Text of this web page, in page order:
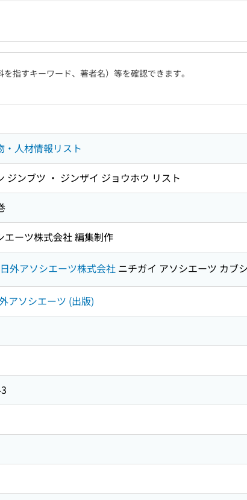
指すキーワード、著者名）等を確認できます。
・人材情報リスト
ジンブツ ・ ジンザイ ジョウホウ リスト
エーツ株式会社 編集制作
日外アソシエーツ株式会社 ニチガイ アソシエーツ カブ
アソシエーツ (出版)